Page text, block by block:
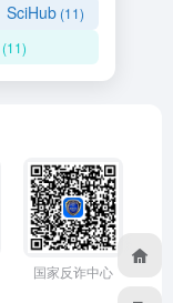
SciHub (11)
(11)
国家反诈中心